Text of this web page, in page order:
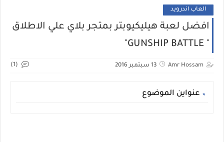
العاب اندرويد
افضل لعبة هيليكيوبتر بمتجر بلاي علي الاطلاق
" GUNSHIP BATTLE"
Amr Hossam 13 سبتمبر 2016 (1)
عنواين الموضوع